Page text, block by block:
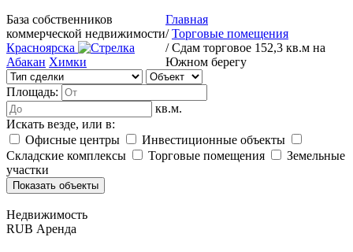
База собственников
коммерческой недвижимости
Красноярска
Абакан Химки
Площадь:
кв.м.
Искать везде, или в:
Офисные центры
Инвестиционные объекты
Складские комплексы
Торговые помещения
Земельные
участки
Главная
/ Торговые помещения
/ Сдам торговое 152,3 кв.м на
Южном берегу
Недвижимость
RUB Аренда